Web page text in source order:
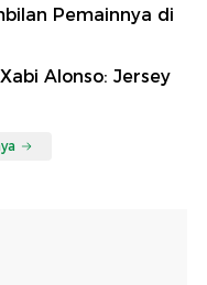
Pemainnya di
Alonso: Jersey